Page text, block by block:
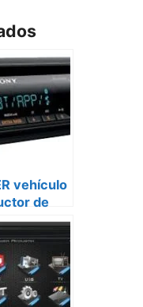
vehículo
de
z5250bt